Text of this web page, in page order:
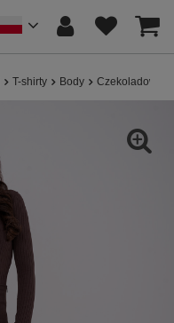
T-shirty Body Czekoladowe